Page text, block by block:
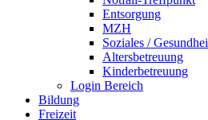
Entsorgung
MZH
Soziales /
Altersbetreuung
Kinderbetreuung
Login Bereich
Bildung
Freizeit